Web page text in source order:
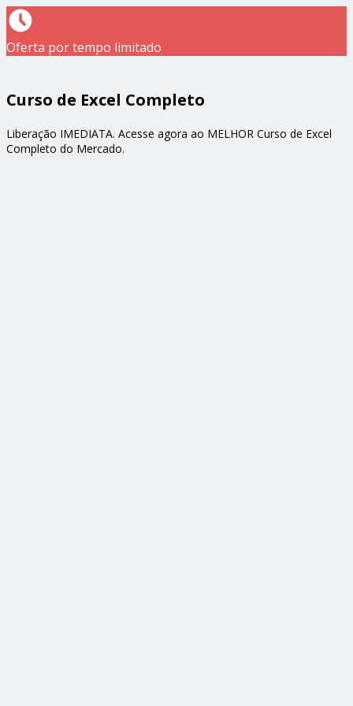
Oferta por tempo limitado
Curso de Excel Completo
Liberação IMEDIATA. Acesse agora ao MELHOR Curso de Excel
Completo do Mercado.